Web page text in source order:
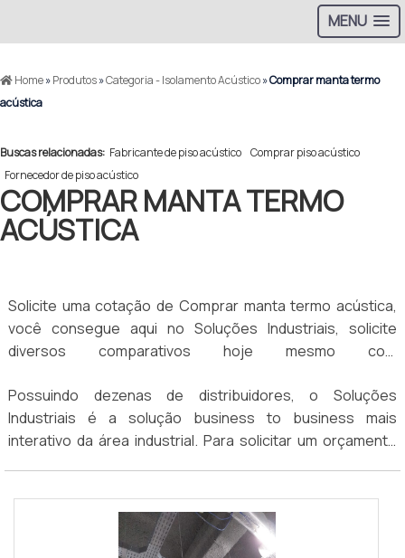
MENU
Home»Produtos»Categoria - Isolamento Acústico»Comprar manta termo
acústica
Buscas relacionadas: Fabricante de piso acústico Comprar piso acústico
Fornecedor de piso acústico
COMPRAR MANTA TERMO
ACÚSTICA
Solicite uma cotação de Comprar manta termo acústica,
você consegue aqui no Soluções Industriais, solicite
diversos comparativos hoje mesmo com
todo o Brasil
Possuindo dezenas de distribuidores, o Soluções
Industriais é a solução business to business mais
interativo da área industrial. Para solicitar um orçamento